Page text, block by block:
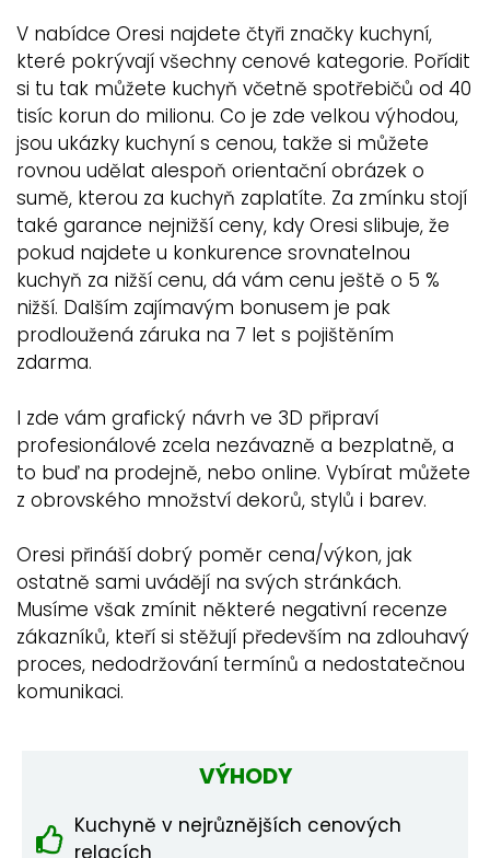
V nabídce Oresi najdete čtyři značky kuchyní,
které pokrývají všechny cenové kategorie. Pořídit
si tu tak můžete kuchyň včetně spotřebičů od 40
tisíc korun do milionu. Co je zde velkou výhodou,
jsou ukázky kuchyní s cenou, takže si můžete
rovnou udělat alespoň orientační obrázek o
sumě, kterou za kuchyň zaplatíte. Za zmínku stojí
také garance nejnižší ceny, kdy Oresi slibuje, že
pokud najdete u konkurence srovnatelnou
kuchyň za nižší cenu, dá vám cenu ještě o 5 %
nižší. Dalším zajímavým bonusem je pak
prodloužená záruka na 7 let s pojištěním
zdarma.
I zde vám grafický návrh ve 3D připraví
profesionálové zcela nezávazně a bezplatně, a
to buď na prodejně, nebo online. Vybírat můžete
z obrovského množství dekorů, stylů i barev.
Oresi přináší dobrý poměr cena/výkon, jak
ostatně sami uvádějí na svých stránkách.
Musíme však zmínit některé negativní recenze
zákazníků, kteří si stěžují především na zdlouhavý
proces, nedodržování termínů a nedostatečnou
komunikaci.
VÝHODY
Kuchyně v nejrůznějších cenových
relacích